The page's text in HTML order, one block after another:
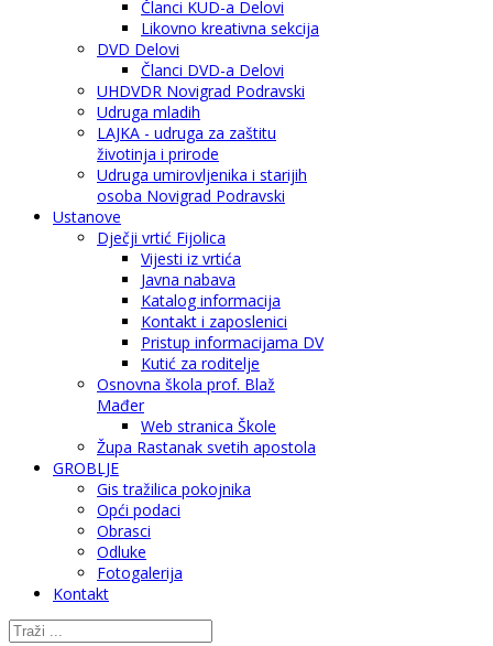
Članci KUD-a Delovi
Likovno kreativna sekcija
DVD Delovi
Članci DVD-a Delovi
UHDVDR Novigrad Podravski
Udruga mladih
LAJKA - udruga za zaštitu
životinja i prirode
Udruga umirovljenika i starijih
osoba Novigrad Podravski
Ustanove
Dječji vrtić Fijolica
Vijesti iz vrtića
Javna nabava
Katalog informacija
Kontakt i zaposlenici
Pristup informacijama DV
Kutić za roditelje
Osnovna škola prof. Blaž
Mađer
Web stranica Škole
Župa Rastanak svetih apostola
GROBLJE
Gis tražilica pokojnika
Opći podaci
Obrasci
Odluke
Fotogalerija
Kontakt